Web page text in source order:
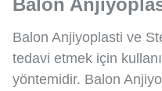
Balon Anjiyoplasti ve
tedavi etmek için
yöntemidir. Balon